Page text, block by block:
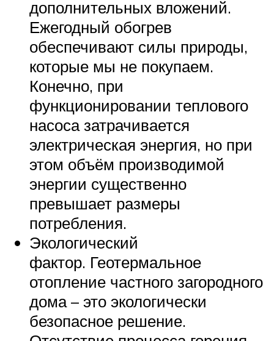
дополнительных вложений.
Ежегодный обогрев
обеспечивают силы природы,
которые мы не покупаем.
Конечно, при
функционировании теплового
насоса затрачивается
электрическая энергия, но при
этом объём производимой
энергии существенно
превышает размеры
потребления.
Экологический
фактор. Геотермальное
отопление частного загородного
дома – это экологически
безопасное решение.